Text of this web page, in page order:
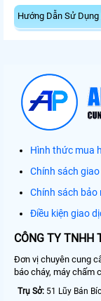
Hướng Dẫn Sử
Hình thức mua
Chính sách
Chính sách bảo
Điều kiện giao
CÔNG TY TNHH
Đơn vị chuyên cung
báo cháy, máy chấm
Trụ Sở: 51 Lũy Bán